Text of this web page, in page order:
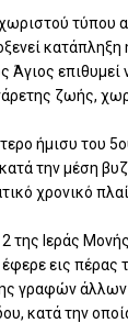
τύπου
κατάπληξη
επιθυμεί
ζωής,
ήμισυ του
την μέση
χρονικό
της Ιεράς
εις πέρας
γραφών
κατά την